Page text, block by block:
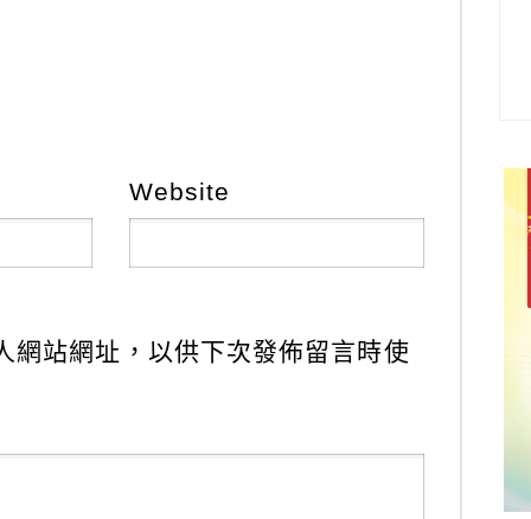
Website
網站網址，以供下次發佈留言時使